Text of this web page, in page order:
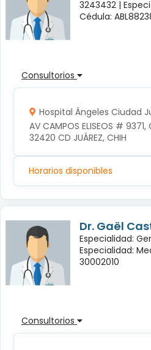
3243432 |
Cédula:
Consultorios
Hospital Ángeles Ciudad
AV CAMPOS ELISEOS # 9371,
32420 CD JUÁREZ, CHIH
Horarios disponibles
Dr. Gaël
Especialidad:
Especialidad:
30002010
Consultorios